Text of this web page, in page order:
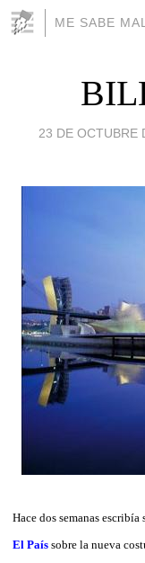
ME SABE
23 DE OCTUBRE
Hace dos semanas escribía
El País sobre la nueva